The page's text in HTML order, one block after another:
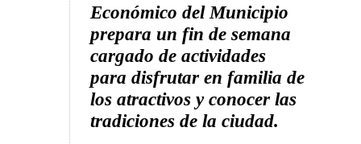
Económico del Municipio
prepara un fin de semana
cargado de actividades
para disfrutar en familia de
los atractivos y conocer las
tradiciones de la ciudad.